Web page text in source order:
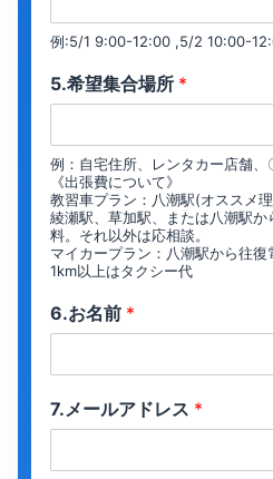
例:5/1 9:00-12:00 ,5/2 10:00-
5.希望集合場所 *
例：自宅住所、レンタカー店舗、
《出張費について》
教習車プラン：八潮駅(オススメ
綾瀬駅、草加駅、または八潮駅
料。それ以外は応相談。
マイカープラン：八潮駅から往
1km以上はタクシー代
6.お名前 *
7.メールアドレス *